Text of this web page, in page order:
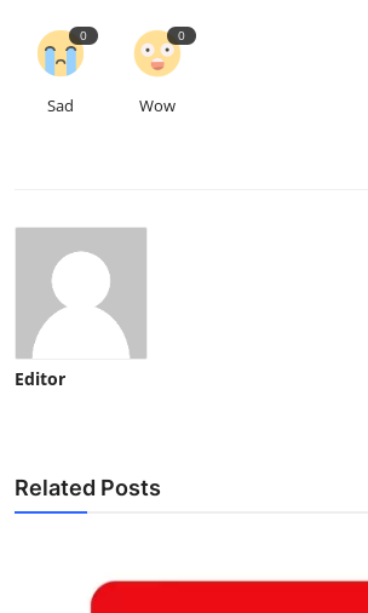
0
Sad
0
Wow
Editor
Related Posts